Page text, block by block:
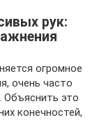
рук:
огромное
очень часто
это
конечностей,